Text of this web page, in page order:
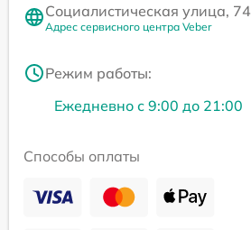
Социалистическая улица, 74
Адрес сервисного центра Veber
Режим работы:
Ежедневно с 9:00 до 21:00
Способы оплаты